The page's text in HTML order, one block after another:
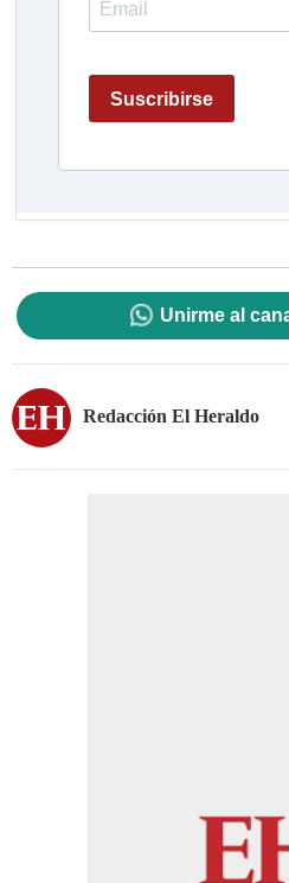
Unirme al
Redacción El Heraldo